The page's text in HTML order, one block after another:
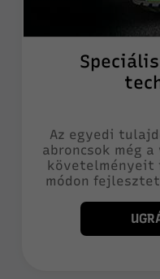
Az egyedi
abroncsok még
követelményeit
módon